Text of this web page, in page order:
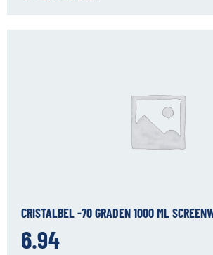
CRISTALBEL -70 GRADEN 1000 ML
6.94